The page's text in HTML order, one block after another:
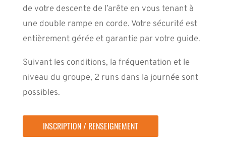
de votre descente de l’arête en vous tenant à
une double rampe en corde. Votre sécurité est
entièrement gérée et garantie par votre guide.
Suivant les conditions, la fréquentation et le
niveau du groupe, 2 runs dans la journée sont
possibles.
INSCRIPTION / RENSEIGNEMENT